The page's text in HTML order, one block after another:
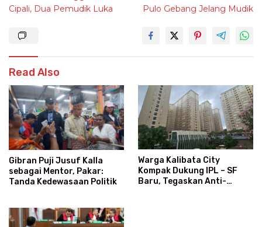
Cipali, Dua Pemudik Luka
Pulo Gebang Jelang Mudik
Read Also
Gibran Puji Jusuf Kalla
sebagai Mentor, Pakar:
Tanda Kedewasaan Politik
Warga Kalibata City
Kompak Dukung IPL – SF
Baru, Tegaskan Anti-